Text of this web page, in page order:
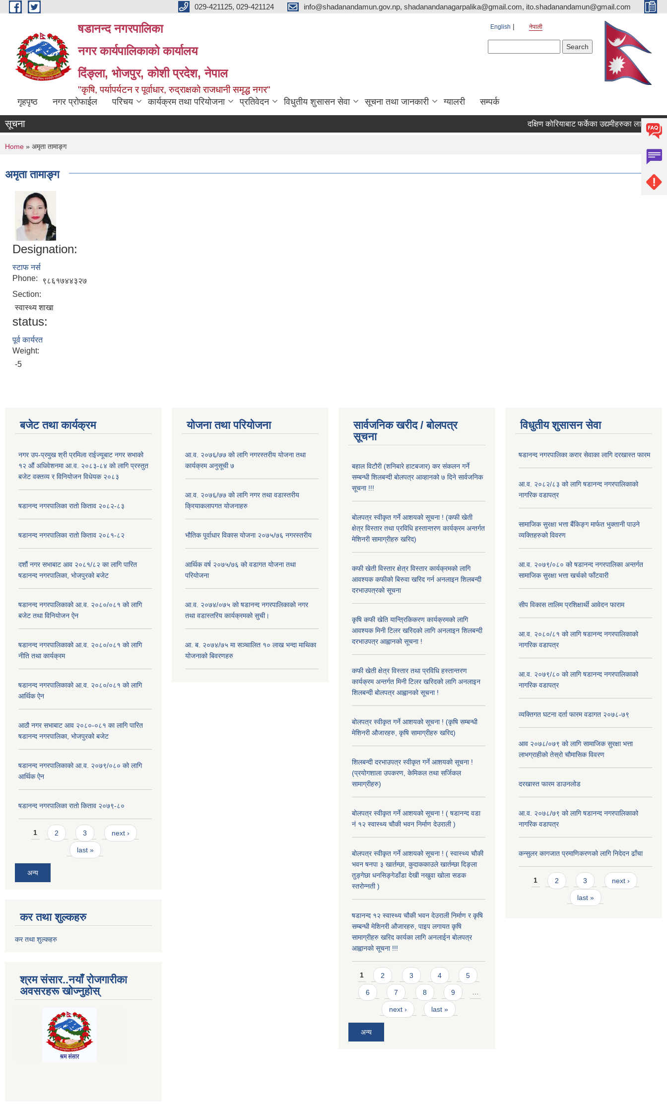
Skip to main content 029-421125, 029-421124 info@shadanandamun.gov.np, shadanandanagarpalika@gmail.com, ito.shadanandamun@gmail.com
षडानन्द नगरपालिका
नगर कार्यपालिकाको कार्यालय
दिंङ्ला, भोजपुर, कोशी प्रदेश, नेपाल
"कृषि, पर्यापर्यटन र पूर्वाधार, रुद्राक्षको राजधानी समृद्ध नगर"
English नेपाली
गृहपृष्ठ नगर प्रोफाईल परिचय कार्यक्रम तथा परियोजना प्रतिवेदन विधुतीय शुसासन सेवा सूचना तथा जानकारी ग्यालरी सम्पर्क
सूचना दक्षिण कोरियाबाट फर्केका उद्यमीहरुका लागि "RIN
You are here
Home » अमृता तामाङ्ग
अमृता तामाङ्ग
Designation:
स्टाफ नर्स
Phone:
९८६१७४४३२७
Section:
स्वास्थ्य शाखा
status:
पूर्व कार्यरत
Weight:
-5
बजेट तथा कार्यक्रम
नगर उप-प्रमुख श्री प्रमिला राईज्यूबाट नगर सभाको
१२ ‍औं अधिवेशनमा आ.व. २०८३-८४ को लागि प्रस्तुत
बजेट वक्तव्य र विनियोजन विधेयक २०८३
षडानन्द नगरपालिका रातो किताव २०८२-८३
षडानन्द नगरपालिका रातो किताव २०८१-८२
दशौं नगर सभाबाट आव २०८१/८२ का लागि पारित
षडानन्द नगरपालिका, भोजपुरको बजेट
षडानन्द नगरपालिकाको आ.व. २०८०/०८१ को लागि
बजेट तथा विनियोजन ऐन
षडानन्द नगरपालिकाको आ.व. २०८०/०८१ को लागि
नीति तथा कार्यक्रम
षडानन्द नगरपालिकाको आ.व. २०८०/०८१ को लागि
आर्थिक ऐन
आठौ नगर सभाबाट आव २०८०-०८१ का लागि पारित
षडानन्द नगरपालिका, भोजपुरको बजेट
षडानन्द नगरपालिकाको आ.व. २०७९/०८० को लागि
आर्थिक ऐन
षडानन्द नगरपालिका रातो किताव २०७९-८०
Pages
1 2 3 next ›
last »
अन्य
कर तथा शुल्कहरु
कर तथा शुल्कहरु
श्रम संसार..नयाँ रोजगारीका
अवसरहरू खोज्नुहोस्
योजना तथा परियोजना
आ.व. २०७६/७७ को लागि नगरस्तरीय योजना तथा
कार्यक्रम अनुसूची ७
आ.व. २०७६/७७ को लागि नगर तथा वडास्तरीय
क्रियाकलापगत योजनाहरु
भौतिक पूर्वाधार विकास योजना २०७५/७६ नगरस्तरीय
आर्थिक वर्ष २०७५/७६ को वडागत योजना तथा
परियोजना
आ.व. २०७४/०७५ को षडानन्द नगरपालिकाको नगर
तथा वडास्तरिय कार्यक्रमको सुची।
आ. ब. २०७४/७५ मा सञ्चालित १० लाख भन्दा माथिका
योजनाको बिवरणहरु
सार्वजनिक खरीद / बोलपत्र
सूचना
बहाल विटौरी (शनिबारे हाटबजार) कर संकलन गर्ने
सम्बन्धी शिलबन्दी बोलपत्र आव्हानको ७ दिने सार्वजनिक
सूचना !!!
बोलपत्र स्वीकृत गर्ने आशयको सूचना ! (कफी खेती
क्षेत्र विस्तार तथा प्रविधि हस्तान्तरण कार्यक्रम अन्तर्गत
मेशिनरी सामाग्रीहरु खरिद)
कफी खेती विस्तार क्षेत्र विस्तार कार्यक्रमको लागि
आवश्यक कफीको बिरुवा खरिद गर्न अनलाइन शिलबन्दी
दरभाउपत्रको सूचना
कृषि कफी खेति यान्त्रिकिकरण कार्यक्रमको लागि
आवश्यक मिनी टिलर खरिदको लागि अनलाइन शिलबन्दी
दरभाउपत्र आह्वानको सूचना !
कफी खेती क्षेत्र विस्तार तथा प्रविधि हस्तान्तरण
कार्यक्रम अन्तर्गत मिनी टिलर खरिदको लागि अनलाइन
शिलबन्दी बोलपत्र आह्वानको सूचना !
बोलपत्र स्वीकृत गर्ने आशयको सूचना ! (कृषि सम्बन्धी
मेशिनरी औजारहरु, कृषि सामाग्रीहरु खरिद)
शिलबन्दी दरभाउपत्र स्वीकृत गर्ने आशयको सूचना !
(प्रयोगशाला उपकरण, केमिकल तथा सर्जिकल
सामाग्रीहरु)
बोलपत्र स्वीकृत गर्ने आशयको सूचना ! ( षडानन्द वडा
नं १२ स्वास्थ्य चौकी भवन निर्माण देउराली )
बोलपत्र स्वीकृत गर्ने आशयको सूचना ! ( स्वास्थ्य चौकी
भवन षनपा ३ खार्तम्छा, कुदाककाउले खार्तम्छा दिङ्ला
तुङ्गेछा धनसिङ्गेडाँडा देखी नखुवा खोला सडक
स्तरोन्नती )
षडानन्द १२ स्वास्थ्य चौकी भवन देउराली निर्माण र कृषि
सम्बन्धी मेशिनरी औजारहरु, पाइप लगायत कृषि
सामाग्रीहरु खरिद कार्यका लागि अनलाईन बोलपत्र
आह्वानको सूचना !!!
Pages
1 2 3 4 5
6 7 8 9 …
next › last »
अन्य
विधुतीय शुसासन सेवा
षडानन्द नगरपालिका करार सेवाका लागि दरखास्त फारम
आ.व. २०८२/८३ को लागि षडानन्द नगरपालिकाको
नागरिक वडापत्र
सामाजिक सुरक्षा भत्ता बैंकिङ्ग मार्फत भुक्तानी पाउने
व्यक्तिहरुको विवरण
आ.व. २०७९/०८० को षडानन्द नगरपालिका अन्तर्गत
सामाजिक सुरक्षा भत्ता खर्चको फाँटवारी
सीप विकास तालिम प्रशिक्षार्थी आवेदन फाराम
आ.व. २०८०/८१ को लागि षडानन्द नगरपालिकाको
नागरिक वडापत्र
आ.व. २०७९/८० को लागि षडानन्द नगरपालिकाको
नागरिक वडापत्र
व्यक्तिगत घटना दर्ता फारम वडागत २०७८-७९
आव २०७८/०७९ को लागि सामाजिक सुरक्षा भत्ता
लाभग्राहीको तेस्रो चौमासिक विवरण
दरखास्त फारम डाउनलोड
आ.व. २०७८/७९ को लागि षडानन्द नगरपालिकाको
नागरिक वडापत्र
कन्सुलर कागजात प्रमाणिकरणको लागि निदेदन ढाँचा
Pages
1 2 3 next ›
last »